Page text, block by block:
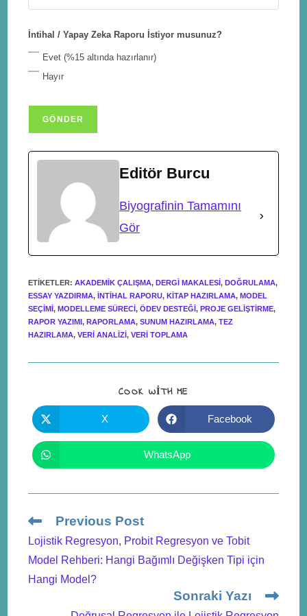
İntihal / Yapay Zeka Raporu İstiyor musunuz?
Evet (%15 altında hazırlanır)
Hayır
Editör Burcu
Biyografinin Tamamını
Gör
ETIKETLER:AKADEMIK ÇALIŞMA, DERGI MAKALESI, DOĞRULAMA,
ESSAY YAZDIRMA, INTIHAL RAPORU, KITAP HAZIRLAMA, MODEL
SEÇIMI, MODELLEME SÜRECI, ÖDEV DESTEĞI, PROJE GELIŞTIRME,
RAPOR YAZIMI, RAPORLAMA, SUNUM HAZIRLAMA, TEZ
HAZIRLAMA, VERI ANALIZI, VERI TOPLAMA
COOK WITH ME
X Facebook
WhatsApp
Previous Post
Lojistik Regresyon, Probit Regresyon ve Tobit
Model Rehberi: Hangi Bağımlı Değişken Tipi için
Hangi Model?
Sonraki Yazı